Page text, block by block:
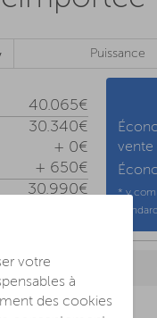
Puissance
40.065€
30.340€
+ 0€
+ 650€
30.990€
vente
* y
standard
votre
à
des cookies